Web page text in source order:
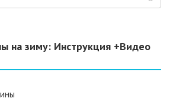
на зиму: Инструкция +Видео